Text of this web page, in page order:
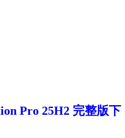
Pro 25H2 完整版下